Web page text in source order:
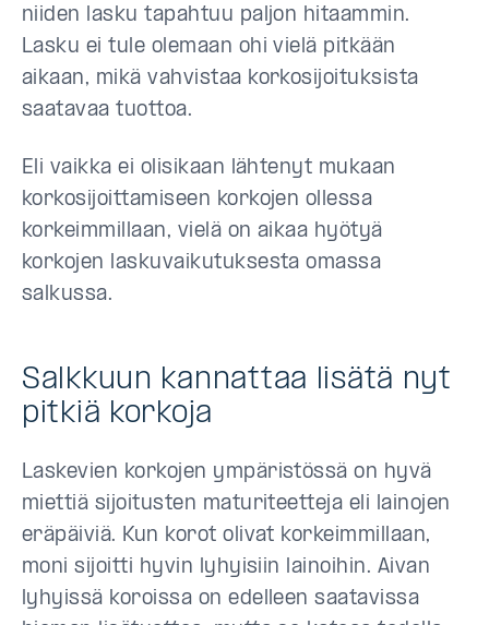
niiden lasku tapahtuu paljon hitaammin.
Lasku ei tule olemaan ohi vielä pitkään
aikaan, mikä vahvistaa korkosijoituksista
saatavaa tuottoa.
Eli vaikka ei olisikaan lähtenyt mukaan
korkosijoittamiseen korkojen ollessa
korkeimmillaan, vielä on aikaa hyötyä
korkojen laskuvaikutuksesta omassa
salkussa.
Salkkuun kannattaa lisätä nyt
pitkiä korkoja
Laskevien korkojen ympäristössä on hyvä
miettiä sijoitusten maturiteetteja eli lainojen
eräpäiviä. Kun korot olivat korkeimmillaan,
moni sijoitti hyvin lyhyisiin lainoihin. Aivan
lyhyissä koroissa on edelleen saatavissa